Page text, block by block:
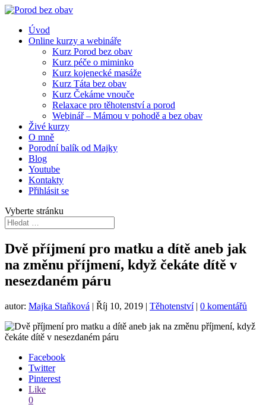
Úvod
Online kurzy a webináře
Kurz Porod bez obav
Kurz péče o miminko
Kurz kojenecké masáže
Kurz Táta bez obav
Kurz Čekáme vnouče
Relaxace pro těhotenství a porod
Webinář – Mámou v pohodě a bez obav
Živé kurzy
O mně
Porodní balík od Majky
Blog
Youtube
Kontakty
Přihlásit se
Vyberte stránku
Dvě příjmení pro matku a dítě aneb jak
na změnu příjmení, když čekáte dítě v
nesezdaném páru
autor: Majka Staňková | Říj 10, 2019 | Těhotenství| 0 komentářů
Facebook
Twitter
Pinterest
Like
0